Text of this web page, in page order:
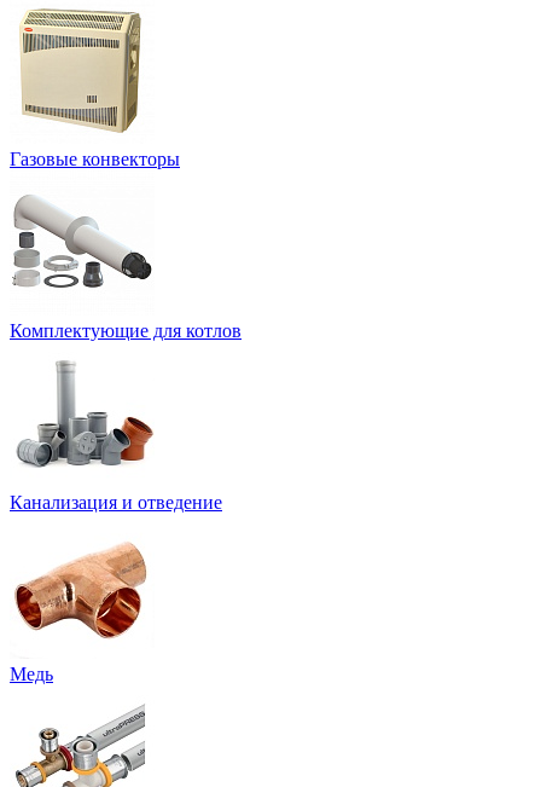
Газовые конвекторы
Комплектующие для котлов
Канализация и отведение
Медь